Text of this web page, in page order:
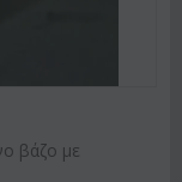
βάζο με